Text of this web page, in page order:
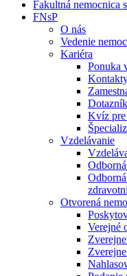
Fakultná nemocnica
FNsP
O nás
Vedenie
Kariéra
Ponuka
Kvíz
Vzdelávanie
Otvorená
Verejné